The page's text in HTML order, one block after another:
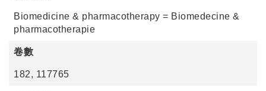
Biomedicine & pharmacotherapy = Biomedecine &
pharmacotherapie
卷數
182, 117765